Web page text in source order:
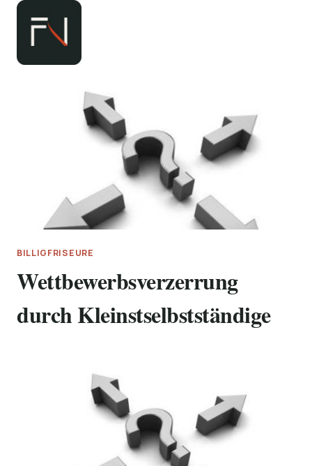
Zum
springen
BILLIGFRISEURE
Wettbewerbsverzerrung
durch Kleinstselbstständige